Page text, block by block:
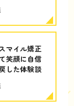
マイル矯正
笑顔に自信
した体験談